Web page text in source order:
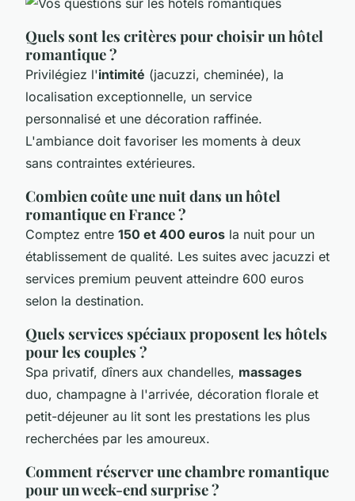
Quels sont les critères pour choisir un hôtel
romantique ?
Privilégiez l'intimité (jacuzzi, cheminée), la
localisation exceptionnelle, un service
personnalisé et une décoration raffinée.
L'ambiance doit favoriser les moments à deux
sans contraintes extérieures.
Combien coûte une nuit dans un hôtel
romantique en France ?
Comptez entre 150 et 400 euros la nuit pour un
établissement de qualité. Les suites avec jacuzzi et
services premium peuvent atteindre 600 euros
selon la destination.
Quels services spéciaux proposent les hôtels
pour les couples ?
Spa privatif, dîners aux chandelles, massages
duo, champagne à l'arrivée, décoration florale et
petit-déjeuner au lit sont les prestations les plus
recherchées par les amoureux.
Comment réserver une chambre romantique
pour un week-end surprise ?